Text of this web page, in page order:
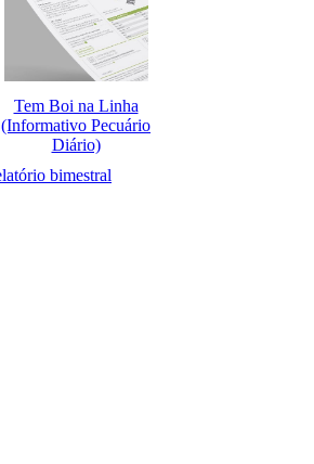
Tem Boi na Linha
(Informativo Pecuário
Diário)